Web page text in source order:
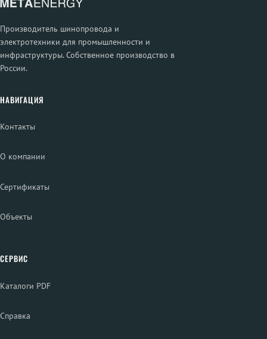
Производитель шинопровода и
электротехники для промышленности и
инфраструктуры. Собственное производство в
России.
НАВИГАЦИЯ
Контакты
О компании
Сертификаты
Объекты
СЕРВИС
Каталоги PDF
Справка